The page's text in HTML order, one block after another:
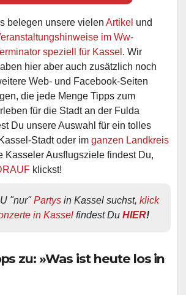
belegen unsere vielenArtikel und
im Ww-
speziell für Kassel . Wir
hier aber auch zusätzlich noch
Web- und Facebook-Seiten
die jede Menge Tipps zum
für die Stadt an der Fulda
Du unsere Auswahl für ein tolles
Stadt oder im ganzen Landkreis
Kasseler Ausflugsziele findest Du,
klickst!
"nur" Partys in Kassel suchst,
klick
in Kassel findest Du HIER!
zu: »Was ist heute los in